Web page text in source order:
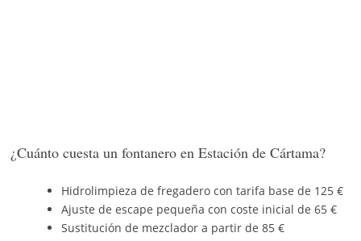
¿Cuánto cuesta un fontanero en Estación de Cártama?
Hidrolimpieza de fregadero con tarifa base de 125 €
Ajuste de escape pequeña con coste inicial de 65 €
Sustitución de mezclador a partir de 85 €